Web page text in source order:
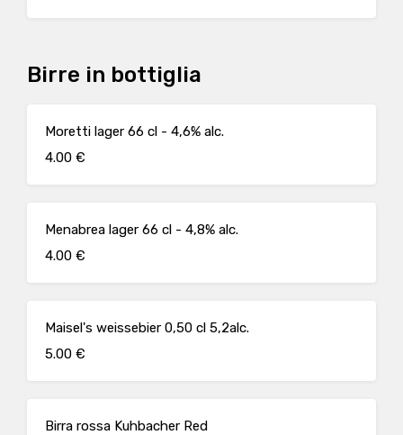
Birre in bottiglia
Moretti lager 66 cl - 4,6% alc.
4.00 €
Menabrea lager 66 cl - 4,8% alc.
4.00 €
Maisel's weissebier 0,50 cl 5,2alc.
5.00 €
Birra rossa Kuhbacher Red